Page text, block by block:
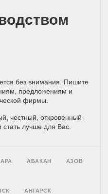
без внимания. Пишите
предложениям и
фирмы.
честный, откровенный
лучше для Вас.
АБАКАН АЗОВ
АНГАРСК